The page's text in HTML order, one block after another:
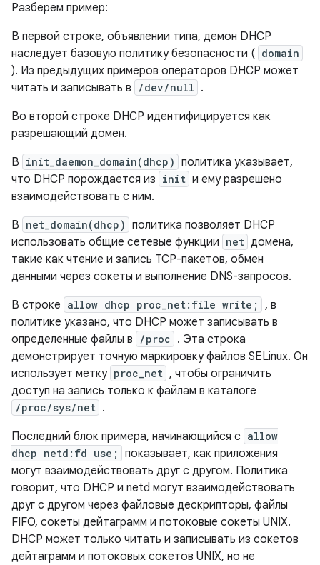
Разберем пример:
В первой строке, объявлении типа, демон DHCP
наследует базовую политику безопасности ( domain
). Из предыдущих примеров операторов DHCP может
читать и записывать в
/dev/null .
Во второй строке DHCP идентифицируется как
разрешающий домен.
В init_daemon_domain(dhcp) политика указывает,
что DHCP порождается из init и ему разрешено
взаимодействовать с ним.
В net_domain(dhcp) политика позволяет DHCP
использовать общие сетевые функции net домена,
такие как чтение и запись TCP-пакетов, обмен
данными через сокеты и выполнение DNS-запросов.
В строке allow dhcp proc_net:file write;
, в
политике указано, что DHCP может записывать в
определенные файлы в
/proc . Эта строка
демонстрирует точную маркировку файлов SELinux. Он
использует метку proc_net , чтобы ограничить
доступ на запись только к файлам в каталоге
/proc/sys/net .
Последний блок примера, начинающийся с allow
dhcp netd:fd use;
показывает, как приложения
могут взаимодействовать друг с другом. Политика
говорит, что DHCP и netd могут взаимодействовать
друг с другом через файловые дескрипторы, файлы
FIFO, сокеты дейтаграмм и потоковые сокеты UNIX.
DHCP может только читать и записывать из сокетов
дейтаграмм и потоковых сокетов UNIX, но не